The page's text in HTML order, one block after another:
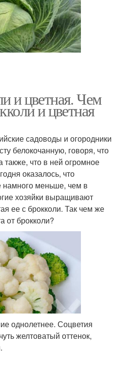
и цветная. Чем
и цветная
садоводы и огородники
белокочанную, говоря, что
что в ней огромное
оказалось, что
намного меньше, чем в
хозяйки выращивают
ее с брокколи. Так чем же
от брокколи?
однолетнее. Соцветия
желтоватый оттенок,